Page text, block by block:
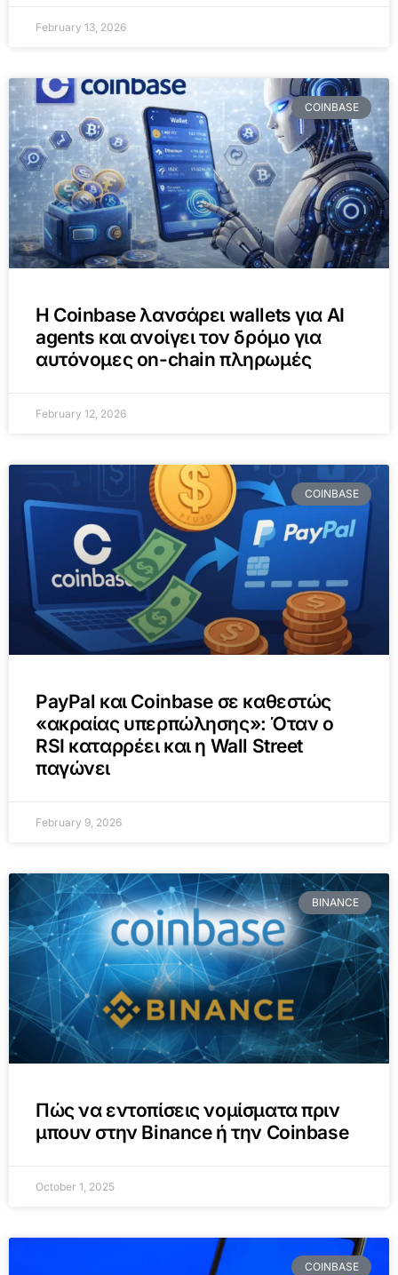
February 13, 2026
COINBASE
Η Coinbase λανσάρει wallets για AI
agents και ανοίγει τον δρόμο για
αυτόνομες on-chain πληρωμές
February 12, 2026
COINBASE
PayPal και Coinbase σε καθεστώς
«ακραίας υπερπώλησης»: Όταν ο
RSI καταρρέει και η Wall Street
παγώνει
February 9, 2026
BINANCE
Πώς να εντοπίσεις νομίσματα πριν
μπουν στην Binance ή την Coinbase
October 1, 2025
COINBASE